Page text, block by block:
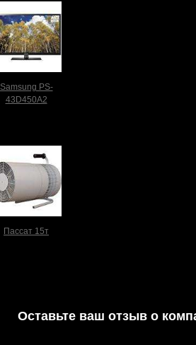
Samsung PS-
43D450A2
Пассат 15т
Оставьте ваш отзыв о